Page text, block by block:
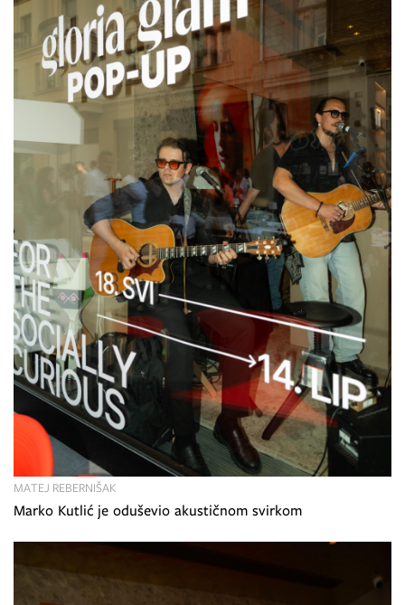
Marko Kutlić je oduševio akustičnom svirkom
MATEJ REBERNIŠAK